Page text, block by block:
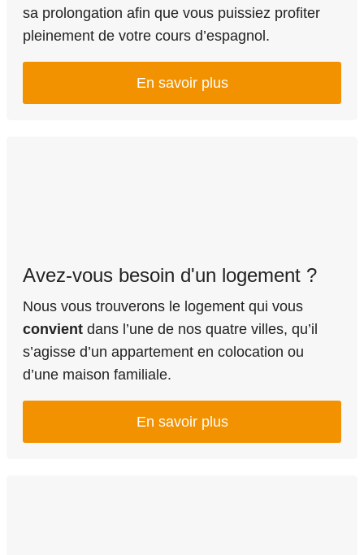
sa prolongation afin que vous puissiez profiter
pleinement de votre cours d’espagnol.
En savoir plus
Avez-vous besoin d'un logement ?
Nous vous trouverons le logement qui vous
convient dans l’une de nos quatre villes, qu’il
s’agisse d’un appartement en colocation ou
d’une maison familiale.
En savoir plus